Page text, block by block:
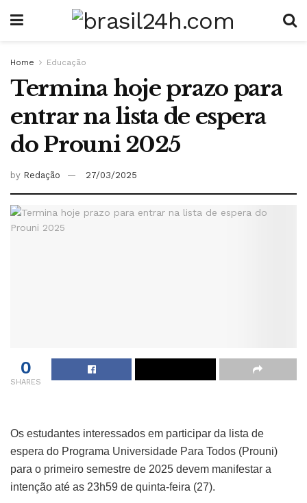
Home Educação
Termina hoje prazo para
entrar na lista de espera
do Prouni 2025
by Redação 27/03/2025
0
SHARES
Os estudantes interessados em participar da lista de
espera do Programa Universidade Para Todos (Prouni)
para o primeiro semestre de 2025 devem manifestar a
intenção até as 23h59 de quinta-feira (27).